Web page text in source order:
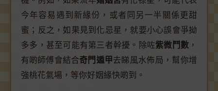
今年容易遇到新緣份，或者同另一半關係更甜
蜜；反之，如果見到化忌星，就要小心誤會爭拗
多多，甚至可能有第三者幹擾。除咗紫微鬥數 ，
有啲師傅會結合奇門遁甲去睇風水佈局，幫你增
強桃花氣場，等你好姻緣快啲到。